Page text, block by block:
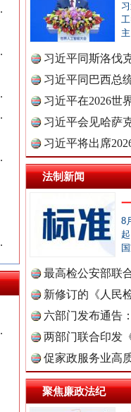
习近平同斯洛伐
习近平同巴西总
习近平在2026世
理高级..
习近平会见哈萨
习近平将出席
球治理..
法制新闻
8
最高检公安部联
周岁未..
新修订的《人民
布
六部门发布通告
两部门联合印发
定》
促家政服务业高
聚焦廉政法纪
闻网.
闻网.
永
广州首